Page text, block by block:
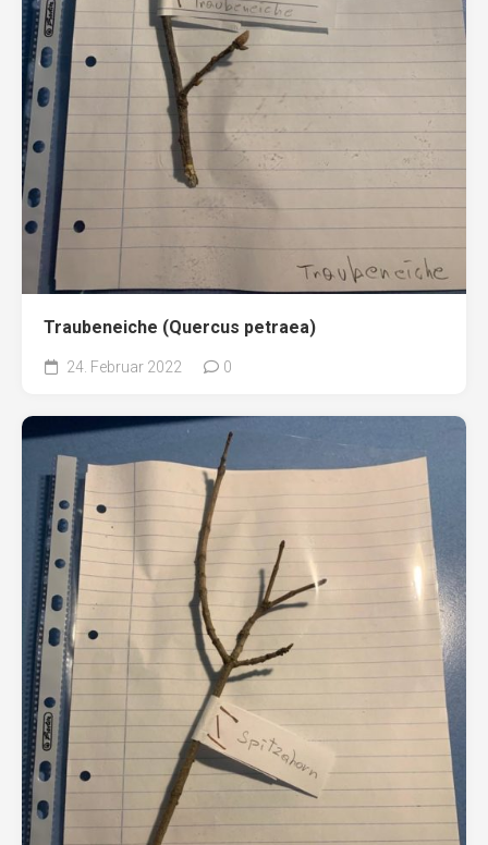
Traubeneiche (Quercus petraea)
24. Februar 2022 0